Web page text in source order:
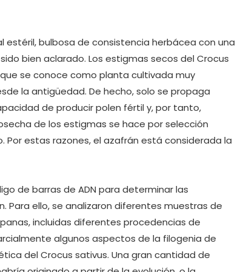
estéril, bulbosa de consistencia herbácea con una
bien aclarado. Los estigmas secos del Crocus
se conoce como planta cultivada muy
la antigüedad. De hecho, solo se propaga
de producir polen fértil y, por tanto,
de los estigmas se hace por selección
estas razones, el azafrán está considerada la
de barras de ADN para determinar las
Para ello, se analizaron diferentes muestras de
incluidas diferentes procedencias de
algunos aspectos de la filogenia de
del Crocus sativus. Una gran cantidad de